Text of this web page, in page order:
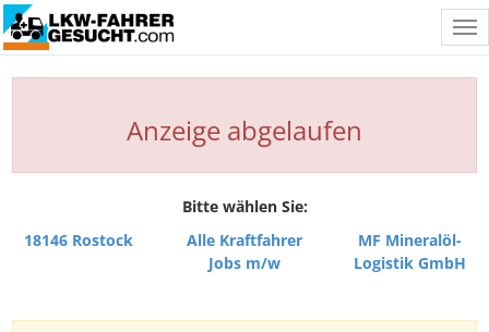
Anzeige abgelaufen
Bitte wählen Sie:
18146 Rostock
Alle Kraftfahrer
Jobs m/w
MF Mineralöl-
Logistik GmbH